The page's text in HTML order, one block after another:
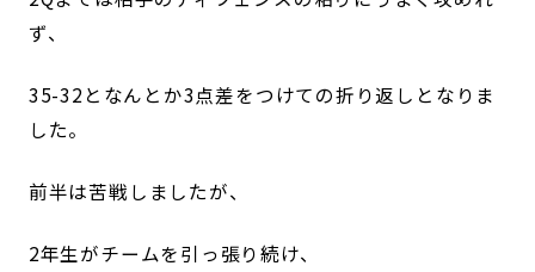
ず、
35-32となんとか3点差をつけての折り返しとなりま
した。
前半は苦戦しましたが、
2年生がチームを引っ張り続け、